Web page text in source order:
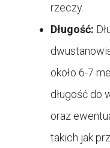
rzeczy.
Długość:
około 6-7
długość do
oraz
takich jak